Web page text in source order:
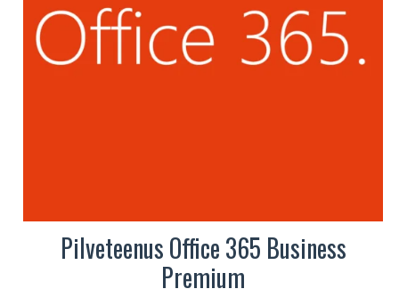
Pilveteenus Office 365 Business
Premium